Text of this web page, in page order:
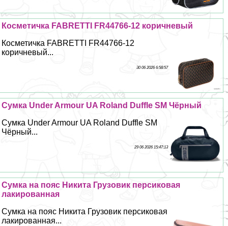
Косметичка FABRETTI FR44766-12 коричневый
Косметичка FABRETTI FR44766-12
коричневый...
30 06 2026 6:58:57
Сумка Under Armour UA Roland Duffle SM Чёрный
Сумка Under Armour UA Roland Duffle SM
Чёрный...
29 06 2026 15:47:13
Сумка на пояс Никита Грузовик персиковая
лакированная
Сумка на пояс Никита Грузовик персиковая
лакированная...